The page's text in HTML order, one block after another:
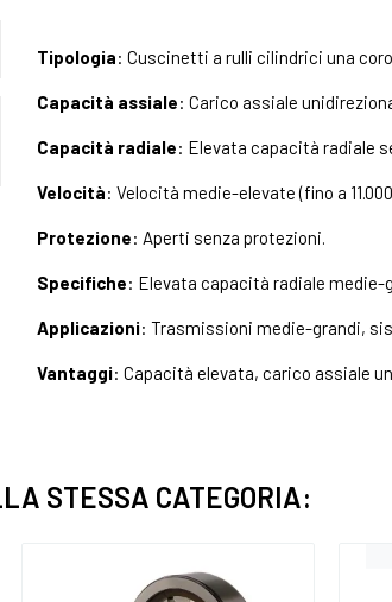
Tipologia: Cuscinetti a rulli cilindrici una
Capacità assiale: Carico assiale
Capacità radiale: Elevata capacità radiale
Velocità: Velocità medie-elevate (fino a
Protezione: Aperti senza protezioni.
Specifiche: Elevata capacità radiale medie-
Applicazioni: Trasmissioni medie-grandi,
Vantaggi: Capacità elevata, carico assiale
STESSA CATEGORIA: